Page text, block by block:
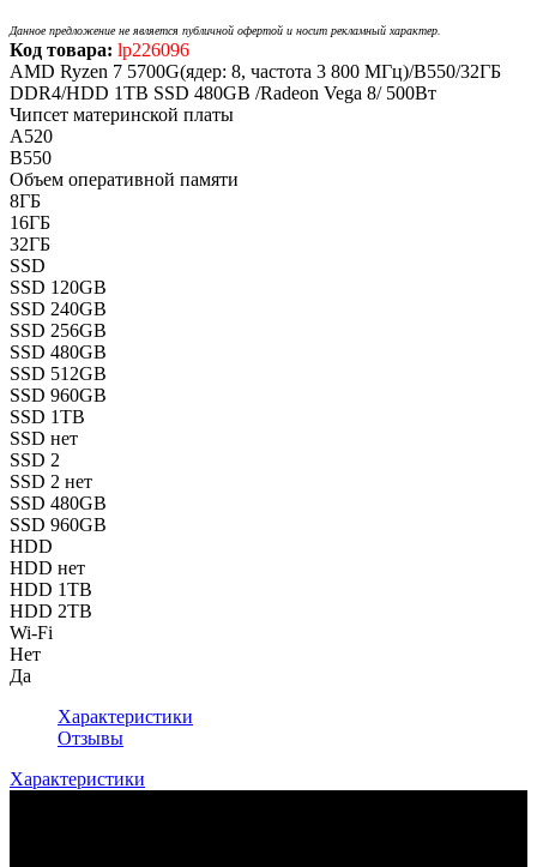
Данное предложение не является публичной офертой и носит рекламный характер.
Код товара: lp226096
AMD Ryzen 7 5700G(ядер: 8, частота 3 800 МГц)/B550/32ГБ
DDR4/HDD 1TB SSD 480GB /Radeon Vega 8/ 500Вт
Чипсет материнской платы
A520
B550
Объем оперативной памяти
8ГБ
16ГБ
32ГБ
SSD
SSD 120GB
SSD 240GB
SSD 256GB
SSD 480GB
SSD 512GB
SSD 960GB
SSD 1TB
SSD нет
SSD 2
SSD 2 нет
SSD 480GB
SSD 960GB
HDD
HDD нет
HDD 1TB
HDD 2TB
Wi-Fi
Нет
Да
Характеристики
Отзывы
Характеристики